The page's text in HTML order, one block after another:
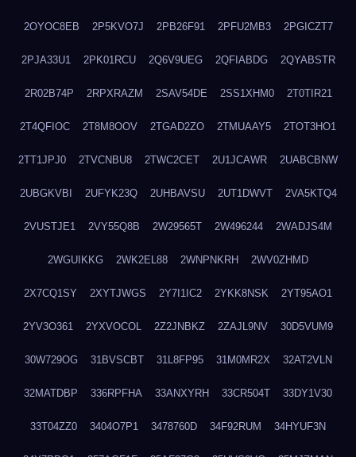
2OYOC8EB 2P5KVO7J 2PB26F91 2PFU2MB3 2PGICZT7
2PJA33U1 2PK01RCU 2Q6V9UEG 2QFIABDG 2QYABSTR
2R02B74P 2RPXRAZM 2SAV54DE 2SS1XHM0 2T0TIR21
2T4QFIOC 2T8M8OOV 2TGAD2ZO 2TMUAAY5 2TOT3HO1
2TT1JPJ0 2TVCNBU8 2TWC2CET 2U1JCAWR 2UABCBNW
2UBGKVBI 2UFYK23Q 2UHBAVSU 2UT1DWVT 2VA5KTQ4
2VUSTJE1 2VY55Q8B 2W29565T 2W496244 2WADJS4M
2WGUIKKG 2WK2EL88 2WNPNKRH 2WV0ZHMD
2X7CQ1SY 2XYTJWGS 2Y7I1IC2 2YKK8NSK 2YT95AO1
2YV3O361 2YXVOCOL 2Z2JNBKZ 2ZAJL9NV 30D5VUM9
30W729OG 31BVSCBT 31L8FP95 31M0MR2X 32AT2VLN
32MATDBP 336RPFHA 33ANXYRH 33CR504T 33DY1V30
33T04ZZ0 3404O7P1 3478760D 34F92RUM 34HYUF3N